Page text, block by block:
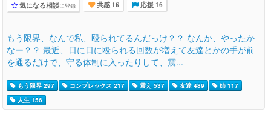
気になる相談に登録 共感 16 応援 16
もう限界、なんで私、殴られてるんだっけ？？ なんか、やったか
なー？？ 最近、日に日に殴られる回数が増えて友達とかの手が前
を通るだけで、守る体制に入ったりして、震...
もう限界 297 コンプレックス 217 震え 537 友達 489
姉 117
人生 156